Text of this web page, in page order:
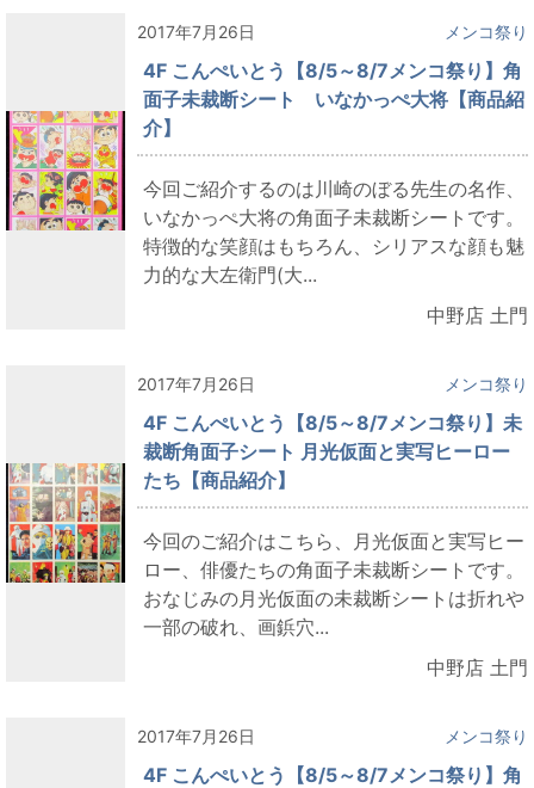
2017年7月26日 メンコ祭り
4F こんぺいとう【8/5～8/7メンコ祭り】角
面子未裁断シート いなかっぺ大将【商品紹
介】
今回ご紹介するのは川崎のぼる先生の名作、
いなかっぺ大将の角面子未裁断シートです。
特徴的な笑顔はもちろん、シリアスな顔も魅
力的な大左衛門(大...
中野店 土門
2017年7月26日 メンコ祭り
4F こんぺいとう【8/5～8/7メンコ祭り】未
裁断角面子シート 月光仮面と実写ヒーロー
たち【商品紹介】
今回のご紹介はこちら、月光仮面と実写ヒー
ロー、俳優たちの角面子未裁断シートです。
おなじみの月光仮面の未裁断シートは折れや
一部の破れ、画鋲穴...
中野店 土門
2017年7月26日 メンコ祭り
4F こんぺいとう【8/5～8/7メンコ祭り】角